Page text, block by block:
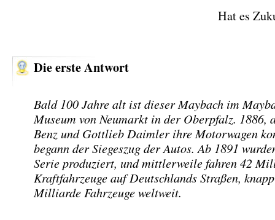
Hat es
Die erste Antwort
Bald 100 Jahre alt ist dieser Maybach im
Museum von Neumarkt in der Oberpfalz. 1886,
Benz und Gottlieb Daimler ihre Motorwagen
begann der Siegeszug der Autos. Ab 1891
Serie produziert, und mittlerweile fahren 42
Kraftfahrzeuge auf Deutschlands Straßen,
Milliarde Fahrzeuge weltweit.